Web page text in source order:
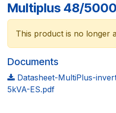
Multiplus 48/
This product is no longer
Documents
Datasheet-MultiPlus-
5kVA-ES.pdf